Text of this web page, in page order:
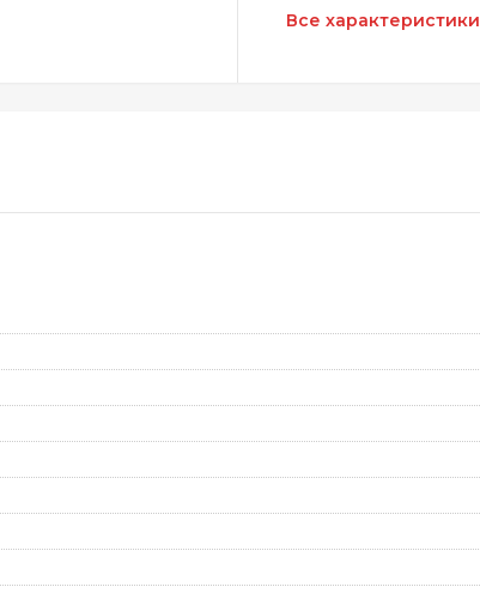
Все характеристики